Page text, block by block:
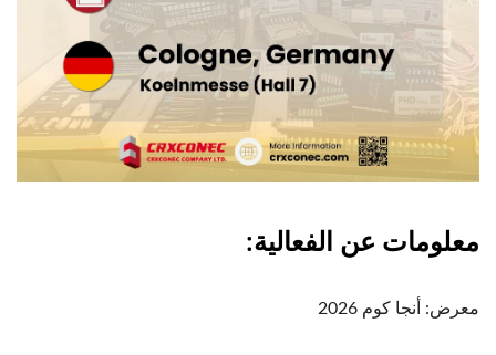
معلومات عن الفعالية:
معرض: أنجا كوم 2026